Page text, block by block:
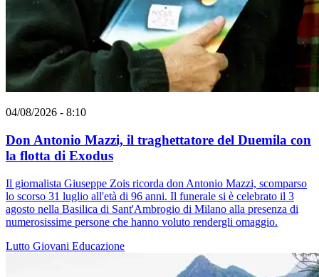
04/08/2026 - 8:10
Don Antonio Mazzi, il traghettatore del Duemila con
la flotta di Exodus
Il giornalista Giuseppe Zois ricorda don Antonio Mazzi, scomparso
lo scorso 31 luglio all'età di 96 anni. Il funerale si è celebrato il 3
agosto nella Basilica di Sant'Ambrogio di Milano alla presenza di
numerosissime persone che hanno voluto rendergli omaggio.
Lutto Giovani Educazione